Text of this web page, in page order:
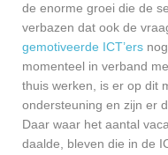
de enorme groei die de
verbazen dat ook de
gemotiveerde ICT’ers
momenteel in verband
thuis werken, is er op dit
ondersteuning en zijn er
Daar waar het aantal
daalde, bleven die in de